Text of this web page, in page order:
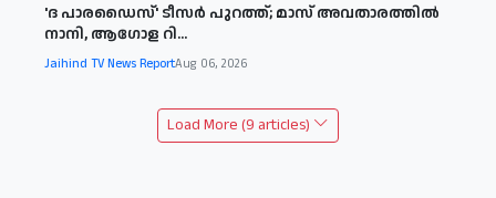
'ദ പാരഡൈസ്' ടീസർ പുറത്ത്; മാസ് അവതാരത്തിൽ
നാനി, ആഗോള റി...
Jaihind TV News ReportAug 06, 2026
Load More (9 articles)